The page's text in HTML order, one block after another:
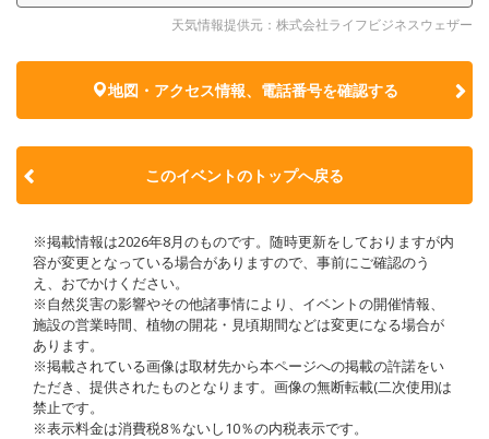
天気情報提供元：株式会社ライフビジネスウェザー
地図・アクセス情報、電話番号を確認する
このイベントのトップへ戻る
※掲載情報は2026年8月のものです。随時更新をしておりますが内
容が変更となっている場合がありますので、事前にご確認のう
え、おでかけください。
※自然災害の影響やその他諸事情により、イベントの開催情報、
施設の営業時間、植物の開花・見頃期間などは変更になる場合が
あります。
※掲載されている画像は取材先から本ページへの掲載の許諾をい
ただき、提供されたものとなります。画像の無断転載(二次使用)は
禁止です。
※表示料金は消費税8％ないし10％の内税表示です。